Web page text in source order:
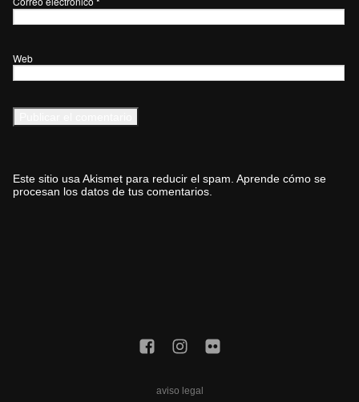
Web
Este sitio usa Akismet para reducir el spam. Aprende cómo se
procesan los datos de tus comentarios.
aviso legal